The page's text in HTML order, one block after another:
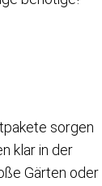
sorgen
klar in der
Gärten oder